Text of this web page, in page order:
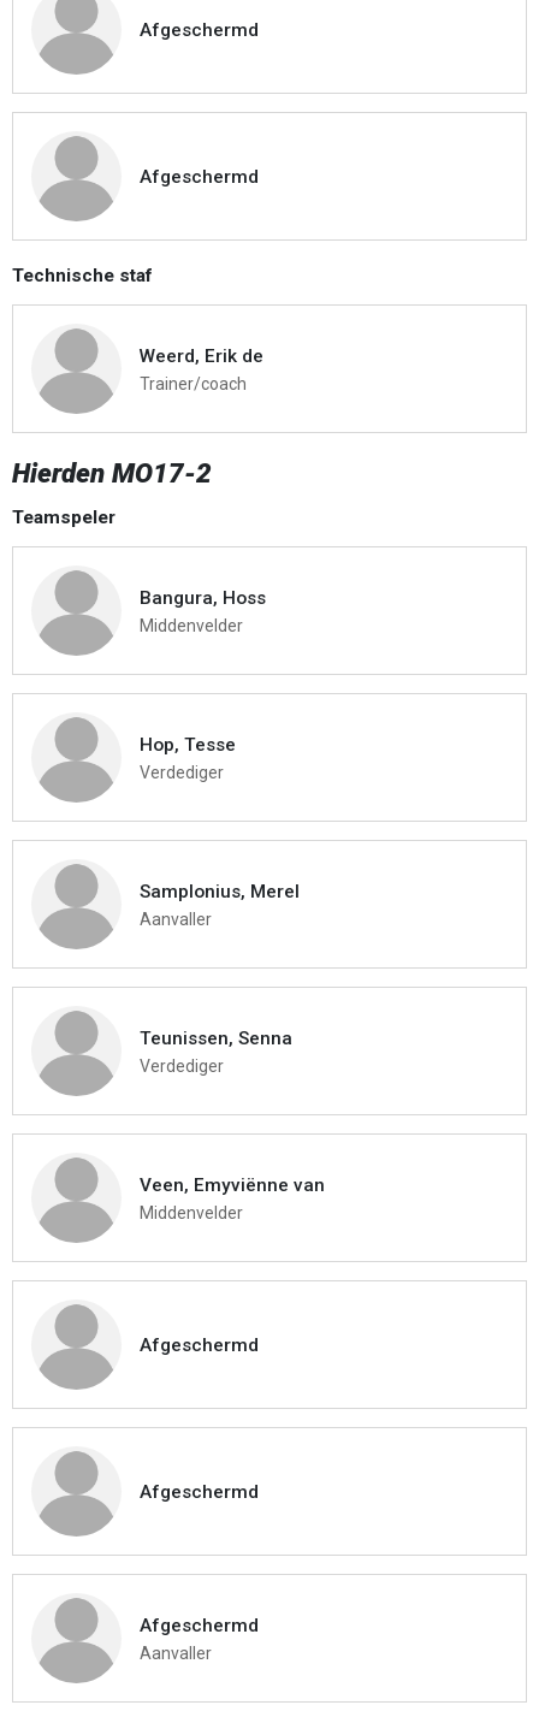
Afgeschermd
Afgeschermd
Technische staf
Weerd, Erik de
Trainer/coach
Hierden MO17-2
Teamspeler
Bangura, Hoss
Middenvelder
Hop, Tesse
Verdediger
Samplonius, Merel
Aanvaller
Teunissen, Senna
Verdediger
Veen, Emyviënne van
Middenvelder
Afgeschermd
Afgeschermd
Afgeschermd
Aanvaller